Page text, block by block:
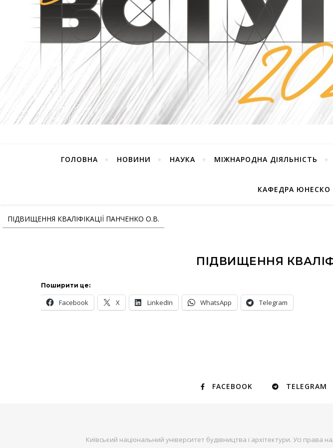
ГОЛОВНА НОВИНИ НАУКА МІЖНАРОДНА ДІЯЛЬНІСТЬ
КАФЕДРА ЮНЕСКО
ПІДВИЩЕННЯ КВАЛІФІКАЦІЇ ПАНЧЕНКО О.В.
ПІДВИЩЕННЯ
Поширити це:
Facebook X LinkedIn WhatsApp Telegram
FACEBOOK TELEGRAM
Київський національний університет будівництва і архітектури. Усі